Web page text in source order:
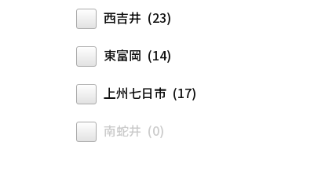
西吉井 (23)
東富岡 (14)
上州七日市 (17)
南蛇井 (0)